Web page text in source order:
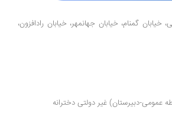
گمنام، خیابان جهانمهر، خیابان رادافزون،
عمومی-دبیرستان) غیر دولتی دخترانه